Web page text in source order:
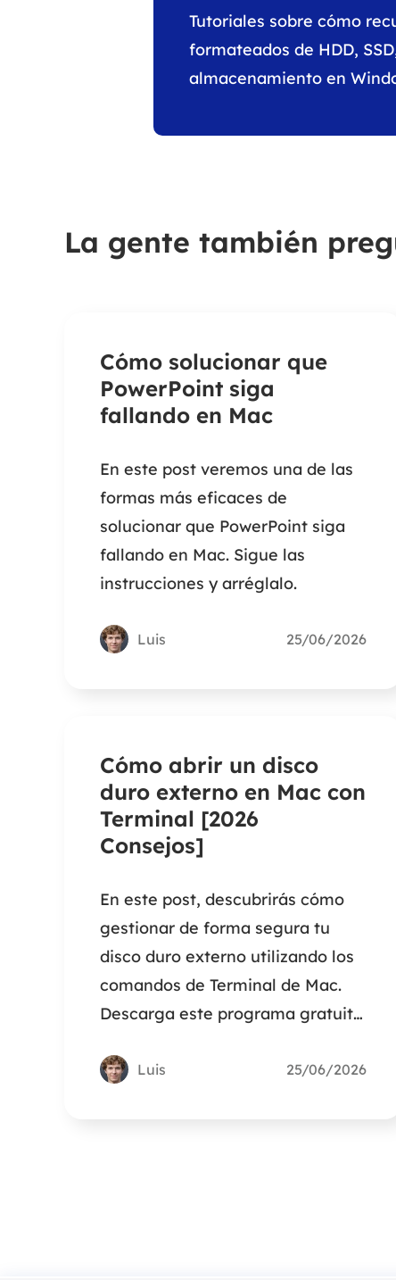
Tutoriales sobre cómo
formateados de HDD,
almacenamiento en
La gente también
Cómo solucionar que
PowerPoint siga
fallando en Mac
En este post veremos una de las
formas más eficaces de
solucionar que PowerPoint siga
fallando en Mac. Sigue las
instrucciones y arréglalo.
Luis 25/06/2026
Cómo abrir un disco
duro externo en Mac con
Terminal [2026
Consejos]
En este post, descubrirás cómo
gestionar de forma segura tu
disco duro externo utilizando los
comandos de Terminal de Mac.
Descarga este programa gratuito
para restaurar hasta 2 GB de
Luis 25/06/2026